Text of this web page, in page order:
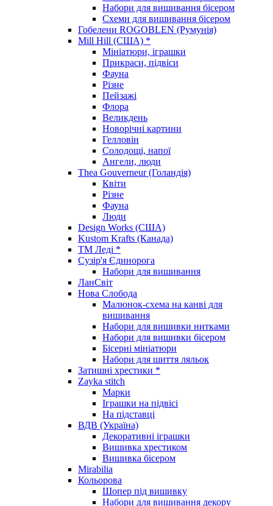
Набори для вишивання бісером
Схеми для вишивання бісером
Гобелени ROGOBLEN (Румунія)
Mill Hill (США) *
Мініатюри, іграшки
Прикраси, підвіси
Фауна
Різне
Пейзажі
Флора
Великдень
Новорічні картини
Гелловін
Солодощі, напої
Ангели, люди
Thea Gouverneur (Голандія)
Квіти
Різне
Фауна
Люди
Design Works (США)
Kustom Krafts (Канада)
ТМ Леді *
Сузір'я Єдинорога
Набори для вишивання
ЛанСвіт
Нова Слобода
Малюнок-схема на канві для
вишивання
Набори для вишивки нитками
Набори для вишивки бісером
Бісерні мініатюри
Набори для шиття ляльок
Затишні хрестики *
Zayka stitch
Марки
Іграшки на підвісі
На підставці
ВДВ (Україна)
Декоративні іграшки
Вишивка хрестиком
Вишивка бісером
Mirabilia
Кольорова
Шопер під вишивку
Набори для вишивання декору